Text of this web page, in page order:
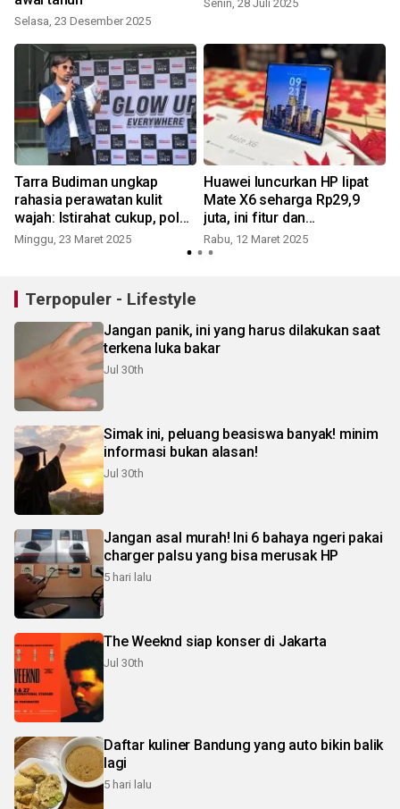
Selasa, 23 Desember 2025
Senin, 28 Juli 2025
Tarra Budiman ungkap
rahasia perawatan kulit
wajah: Istirahat cukup, pola
hidup sehat dan produk
Minggu, 23 Maret 2025
Huawei luncurkan HP lipat
Mate X6 seharga Rp29,9
juta, ini fitur dan
spesifikasinya
Rabu, 12 Maret 2025
Terpopuler - Lifestyle
Jangan panik, ini yang harus dilakukan saat
terkena luka bakar
Jul 30th
Simak ini, peluang beasiswa banyak! minim
informasi bukan alasan!
Jul 30th
Jangan asal murah! Ini 6 bahaya ngeri pakai
charger palsu yang bisa merusak HP
5 hari lalu
The Weeknd siap konser di Jakarta
Jul 30th
Daftar kuliner Bandung yang auto bikin balik
lagi
5 hari lalu